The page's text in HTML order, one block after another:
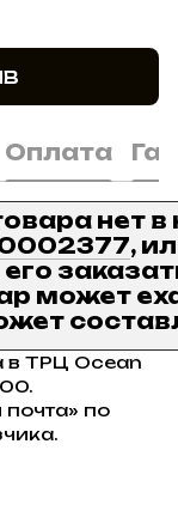
Оплата
нет в
,
может
в ТРЦ Ocean
почта» по